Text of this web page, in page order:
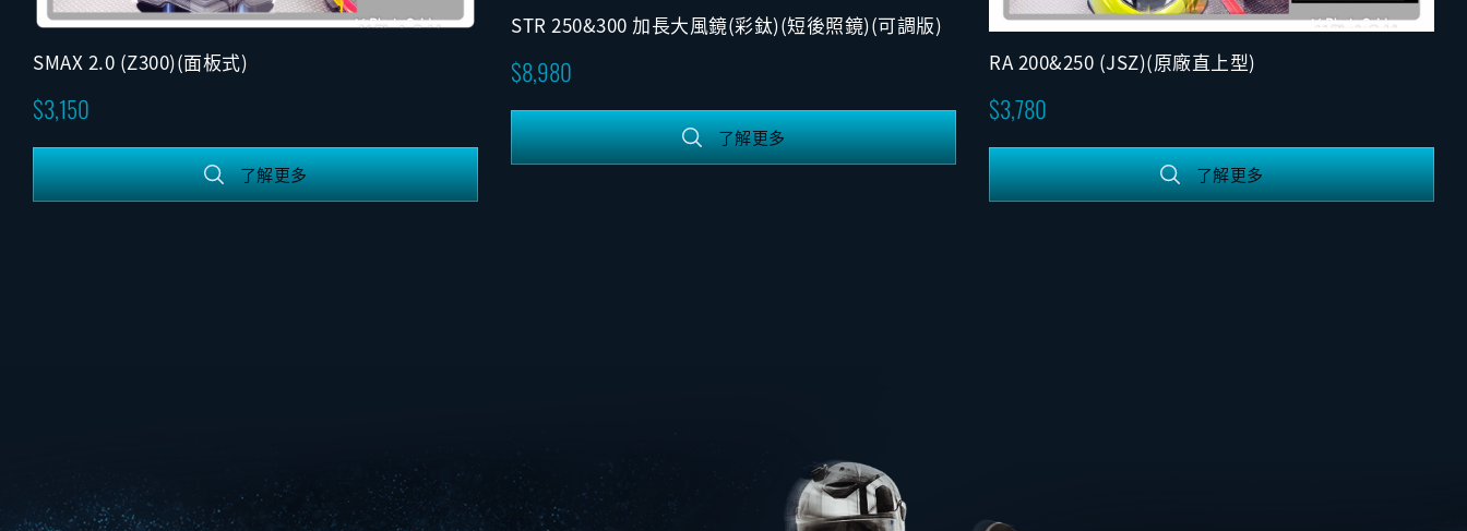
SMAX 2.0 (Z300)(面板式)
3,150
了解更多
STR 250&300 加長大風鏡(彩鈦)(短後照鏡)(可調版)
8,980
了解更多
RA 200&250 (JSZ)(原廠直上型)
3,780
了解更多